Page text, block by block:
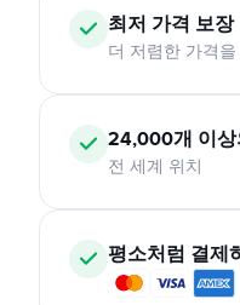
최저 가격 보장
더 저렴한 가격
24,000개 이
전 세계 위치
평소처럼 결제